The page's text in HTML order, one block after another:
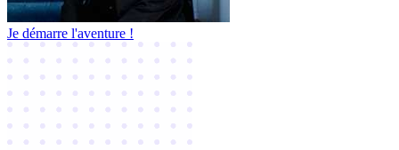
Je démarre l'aventure !